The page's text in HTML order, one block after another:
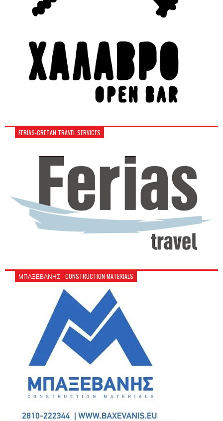
FERIAS-CRETAN TRAVEL SERVICES
ΜΠΑΞΕΒΑΝΗΣ - CONSTRUCTION MATERIALS